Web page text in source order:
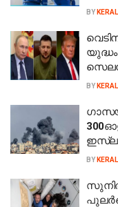
BY
BY
BY